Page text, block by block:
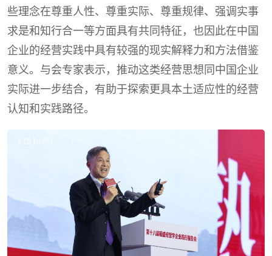
些理念在尊重人性、尊重实际、尊重规律、强调实事
求是和知行合一等方面具有共同特征，也因此在中国
企业的经营实践中具有较强的现实解释力和方法借鉴
意义。与会专家表示，推动这类经营思想同中国企业
实际进一步结合，有助于探索更具本土适应性的经营
认知和实践路径。